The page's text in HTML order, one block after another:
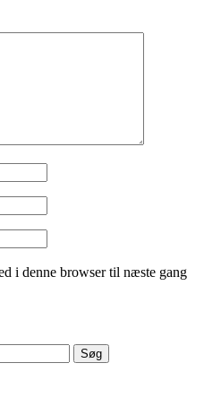
i denne browser til næste gang